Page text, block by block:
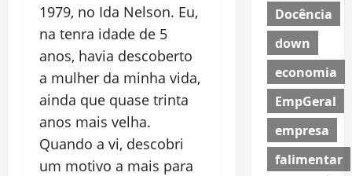
1979, no Ida Nelson. Eu,
na tenra idade de 5
anos, havia descoberto
a mulher da minha vida,
ainda que quase trinta
anos mais velha.
Quando a vi, descobri
um motivo a mais para
Docência
down
economia
EmpGeral
empresa
falimentar